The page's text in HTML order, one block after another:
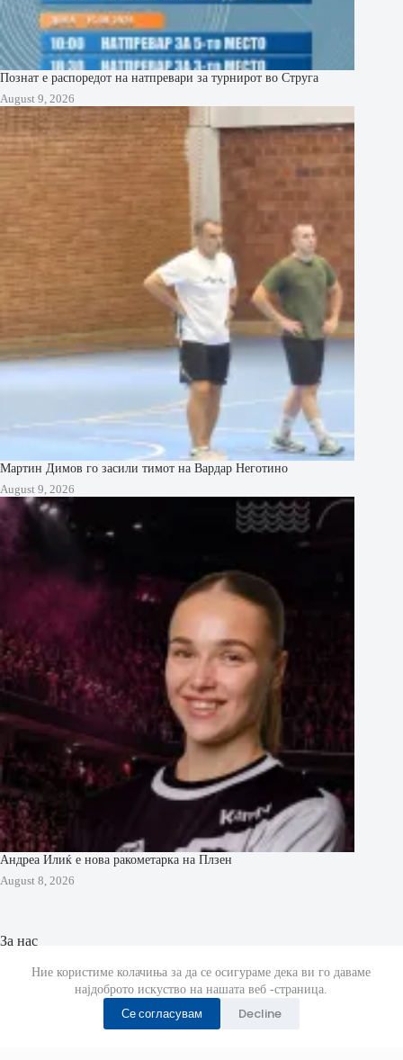
Ние користиме колачиња за да се осигураме дека ви го даваме
најдоброто искуство на нашата веб -страница.
Се согласувам Decline
Познат е распоредот на натпревари за турнирот во Струга
August 9, 2026
Мартин Димов го засили тимот на Вардар Неготино
August 9, 2026
Андреа Илиќ е нова ракометарка на Плзен
August 8, 2026
За нас
МК Ракомет страницата е отворена на 29 Октомври 2019
Страната известува за случувањата во ракометот низ